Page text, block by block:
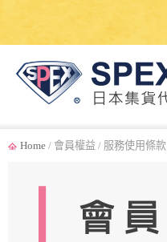
Home / 會員權益 / 服務使用條款